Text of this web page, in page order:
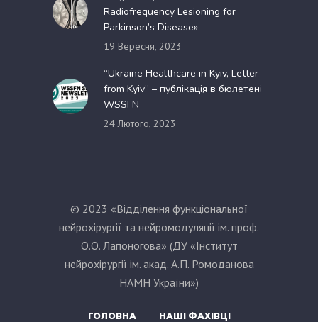
Radiofrequency Lesioning for
Parkinson’s Disease»
19 Вересня, 2023
“Ukraine Healthcare in Kyiv, Letter
from Kyiv” – публікація в бюлетені
WSSFN
24 Лютого, 2023
© 2023 «Відділення функціональної
нейрохірургії та нейромодуляції ім. проф.
О.О. Лапоногова» (ДУ «Інститут
нейрохірургії ім. акад. А.П. Ромоданова
НАМН України»)
ГОЛОВНА НАШІ ФАХІВЦІ